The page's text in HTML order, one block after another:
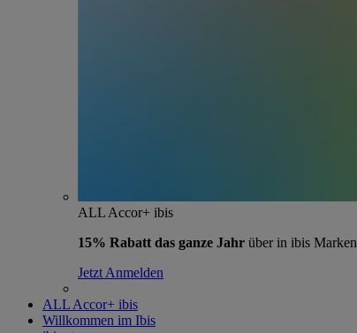
ALL Accor+ ibis
15% Rabatt das ganze Jahr über in ibis Marken
Jetzt Anmelden
ALL Accor+ ibis
Willkommen im Ibis